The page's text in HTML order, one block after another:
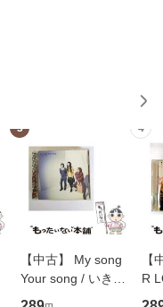
3
【中古】 My song
Your song / いきも
のがかり / [CD]
4
【
R
産